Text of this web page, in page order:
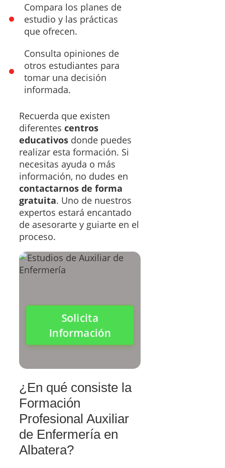
Compara los planes de
estudio y las prácticas
que ofrecen.
Consulta opiniones de
otros estudiantes para
tomar una decisión
informada.
Recuerda que existen
diferentes centros
educativos donde puedes
realizar esta formación. Si
necesitas ayuda o más
información, no dudes en
contactarnos de forma
gratuita. Uno de nuestros
expertos estará encantado
de asesorarte y guiarte en el
proceso.
Solicita
Información
¿En qué consiste la
Formación
Profesional Auxiliar
de Enfermería en
Albatera?